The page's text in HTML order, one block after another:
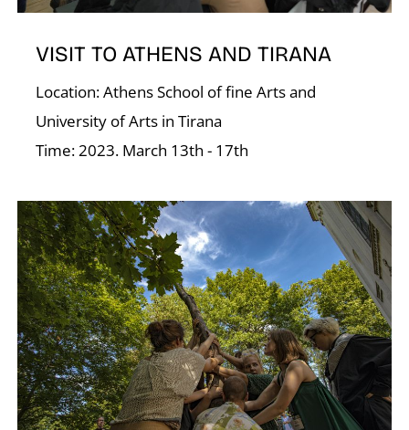
VISIT TO ATHENS AND TIRANA
Location: Athens School of fine Arts and
University of Arts in Tirana
Time: 2023. March 13th - 17th